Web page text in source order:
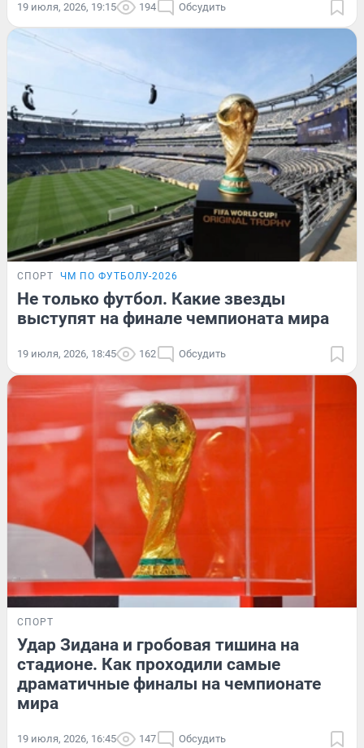
19 июля, 2026, 19:15 194 Обсудить
СПОРТ ЧМ ПО ФУТБОЛУ-2026
Не только футбол. Какие звезды
выступят на финале чемпионата мира
19 июля, 2026, 18:45 162 Обсудить
СПОРТ
Удар Зидана и гробовая тишина на
стадионе. Как проходили самые
драматичные финалы на чемпионате
мира
19 июля, 2026, 16:45 147 Обсудить